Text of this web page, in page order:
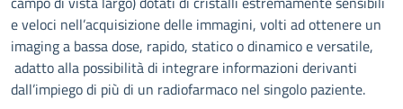
e veloci nell’acquisizione delle immagini, volti ad ottenere un
imaging a bassa dose, rapido, statico o dinamico e versatile,
adatto alla possibilità di integrare informazioni derivanti
dall’impiego di più di un radiofarmaco nel singolo paziente.